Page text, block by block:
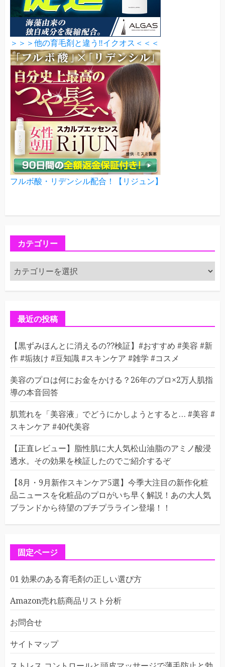
＞＞＞他の育毛剤と違う‼イクオス＜＜＜
フルボ酸・リデンシル配合！【リジュン】
カテゴリー
カ
テ
ゴ
最近の投稿
【黒ずみほんとに消えるの??検証】#おすすめ #美容 #新
作 #垢抜け #豆知識 #スキンケア #雑学 #コスメ
美容のプロは何にお金をかける？26年のプロ×2万人肌指
導の本音回答
肌荒れを「美容液」でどうにかしようとすると… #美容 #
スキンケア #40代美容
【正直レビュー】脂性肌に大人気松山油脂のアミノ酸浸
透水。その効果を検証したのでご紹介するぞ
【8月・9月新作スキンケア5選】今季大注目の新作化粧
品ニュースを化粧品のプロがいち早く解説！あの大人気
ブランドから待望のプチプラライン登場！！
固定ページ
01 効果のある育毛剤の正しい選び方
Amazon売れ筋商品リスト分析
お問合せ
サイトマップ